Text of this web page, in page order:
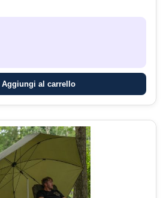
Aggiungi al carrello